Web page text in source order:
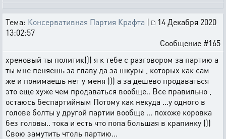
Тема: Консервативная Партия Крафта |
14 Декабря 2020
13:02:57
Сообщение #165
хреновый ты политик))) я к тебе с разговором за партию а
ты мне пеняешь за главу да за шкуры , которых как сам
же и понимаешь нет у меня ))) а за дешево продаваться
это еще хуже чем продаваться вообще.. Все правильно ,
остаюсь беспартийным Потому как некуда ...у одного в
голове болты у другой партии вообще ... похоже коровка
без головы.. тока и есть что попа большая в крапинку )))
Свою замутить чтоль партию...